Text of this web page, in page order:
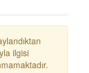
ilgisi